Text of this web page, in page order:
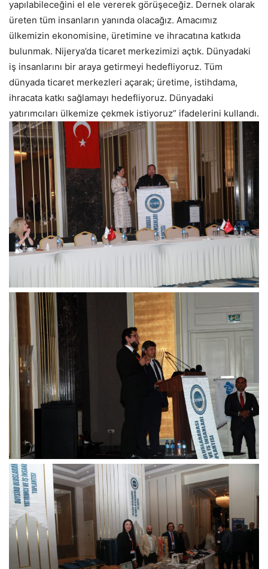
yapılabileceğini el ele vererek görüşeceğiz. Dernek olarak
üreten tüm insanların yanında olacağız. Amacımız
ülkemizin ekonomisine, üretimine ve ihracatına katkıda
bulunmak. Nijerya’da ticaret merkezimizi açtık. Dünyadaki
iş insanlarını bir araya getirmeyi hedefliyoruz. Tüm
dünyada ticaret merkezleri açarak; üretime, istihdama,
ihracata katkı sağlamayı hedefliyoruz. Dünyadaki
yatırımcıları ülkemize çekmek istiyoruz” ifadelerini kullandı.